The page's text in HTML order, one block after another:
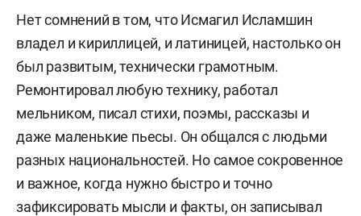
Нет сомнений в том, что Исмагил Исламшин
владел и кириллицей, и латиницей, настолько он
был развитым, технически грамотным.
Ремонтировал любую технику, работал
мельником, писал стихи, поэмы, рассказы и
даже маленькие пьесы. Он общался с людьми
разных национальностей. Но самое сокровенное
и важное, когда нужно быстро и точно
зафиксировать мысли и факты, он записывал